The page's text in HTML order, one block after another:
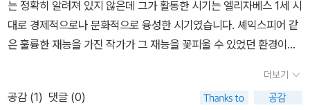
는 정확히 알려져 있지 않은데 그가 활동한 시기는 엘리자베스 1세 시
대로 경제적으로나 문화적으로 융성한 시기였습니다. 셰익스피어 같
은 훌륭한 재능을 가진 작가가 그 재능을 꽃피울 수 있었던 환경이었
었습니다. 그는 극작가로 총37편의 희곡과 시인으로서 수많은 작품
을 남깁니다. 맥베스는 4대 비극의 하나입니다. 셰익스피어 연구가인
더보기
공감 (1) 댓글 (0)